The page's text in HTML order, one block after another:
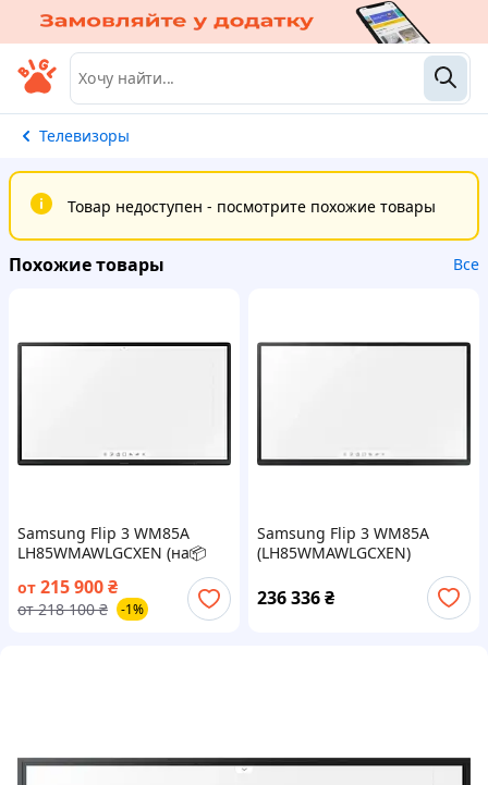
Телевизоры
Товар недоступен - посмотрите похожие товары
Похожие товары Все
Samsung Flip 3 WM85A
LH85WMAWLGCXEN (на📦
от 215 900₴
от 218 100 ₴ -1%
Samsung Flip 3 WM85A
(LH85WMAWLGCXEN)
236 336₴